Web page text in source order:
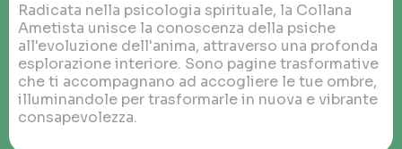
Radicata nella psicologia spirituale, la Collana
Ametista unisce la conoscenza della psiche
all'evoluzione dell'anima, attraverso una profonda
esplorazione interiore. Sono pagine trasformative
che ti accompagnano ad accogliere le tue ombre,
illuminandole per trasformarle in nuova e vibrante
consapevolezza.